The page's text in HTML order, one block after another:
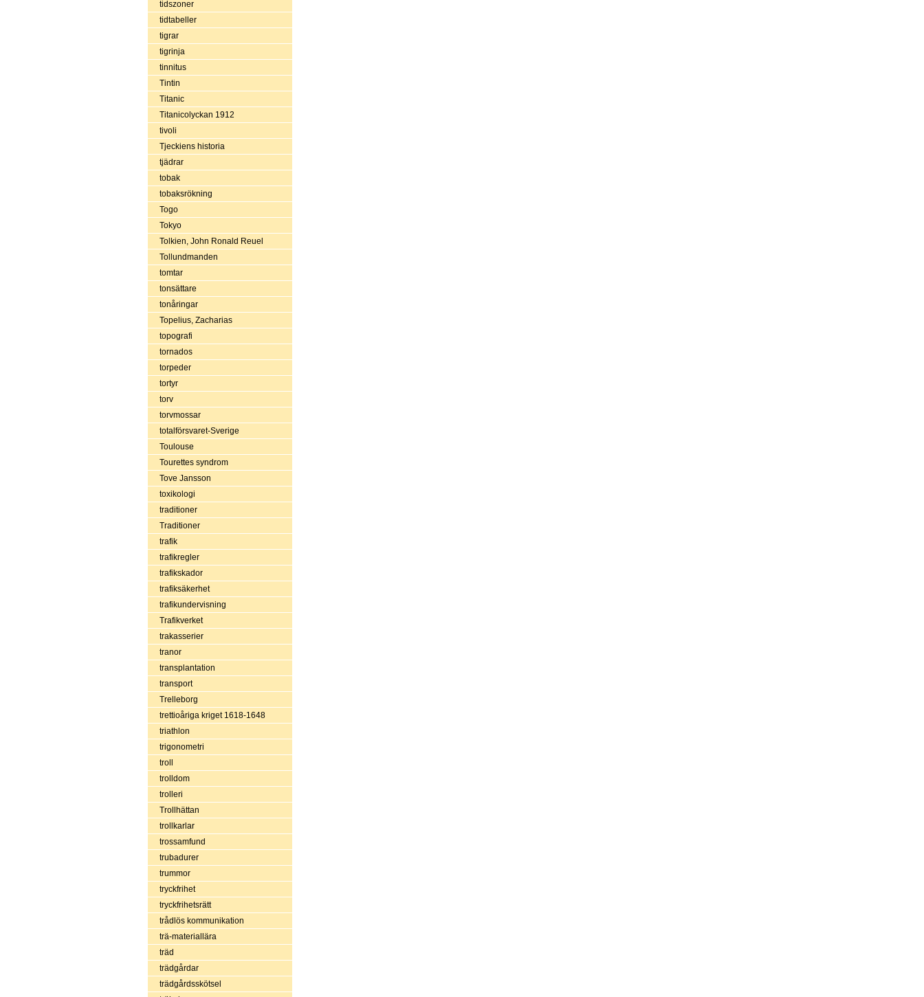
tidszoner
tidtabeller
tigrar
tigrinja
tinnitus
Tintin
Titanic
Titanicolyckan 1912
tivoli
Tjeckiens historia
tjädrar
tobak
tobaksrökning
Togo
Tokyo
Tolkien, John Ronald Reuel
Tollundmanden
tomtar
tonsättare
tonåringar
Topelius, Zacharias
topografi
tornados
torpeder
tortyr
torv
torvmossar
totalförsvaret-Sverige
Toulouse
Tourettes syndrom
Tove Jansson
toxikologi
traditioner
Traditioner
trafik
trafikregler
trafikskador
trafiksäkerhet
trafikundervisning
Trafikverket
trakasserier
tranor
transplantation
transport
Trelleborg
trettioåriga kriget 1618-1648
triathlon
trigonometri
troll
trolldom
trolleri
Trollhättan
trollkarlar
trossamfund
trubadurer
trummor
tryckfrihet
tryckfrihetsrätt
trådlös kommunikation
trä-materiallära
träd
trädgårdar
trädgårdsskötsel